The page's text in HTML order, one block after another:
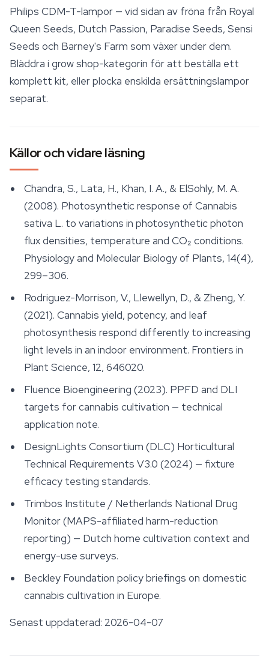
Philips CDM-T-lampor — vid sidan av fröna från Royal
Queen Seeds, Dutch Passion, Paradise Seeds, Sensi
Seeds och Barney's Farm som växer under dem.
Bläddra i grow shop-kategorin för att beställa ett
komplett kit, eller plocka enskilda ersättningslampor
separat.
Källor och vidare läsning
Chandra, S., Lata, H., Khan, I. A., & ElSohly, M. A.
(2008). Photosynthetic response of Cannabis
sativa L. to variations in photosynthetic photon
flux densities, temperature and CO₂ conditions.
Physiology and Molecular Biology of Plants, 14(4),
299–306.
Rodriguez-Morrison, V., Llewellyn, D., & Zheng, Y.
(2021). Cannabis yield, potency, and leaf
photosynthesis respond differently to increasing
light levels in an indoor environment. Frontiers in
Plant Science, 12, 646020.
Fluence Bioengineering (2023). PPFD and DLI
targets for cannabis cultivation — technical
application note.
DesignLights Consortium (DLC) Horticultural
Technical Requirements V3.0 (2024) — fixture
efficacy testing standards.
Trimbos Institute / Netherlands National Drug
Monitor (MAPS-affiliated harm-reduction
reporting) — Dutch home cultivation context and
energy-use surveys.
Beckley Foundation policy briefings on domestic
cannabis cultivation in Europe.
Senast uppdaterad: 2026-04-07